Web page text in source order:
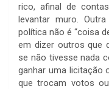
rico, afinal de
levantar muro.
política não é “coisa
em dizer outros que
se não tivesse nada
ganhar uma licitação
que trocam votos